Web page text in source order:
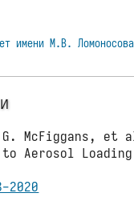
имени М.В. Ломоносова
et
Aerosol
2020